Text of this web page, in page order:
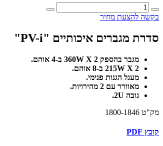
כמות
של
בקשה להצעת מחיר
סדרת מגברים איכותיים "PV-i"
מגבר בהספק 360W X 2 ב-4 אוהם.
215W X 2 ב-8 אוהם.
מעגל הגנות פנימי.
מאוורר עם 2 מהירויות.
גובה 2U.
מק"ט 1800-1846
קובץ PDF